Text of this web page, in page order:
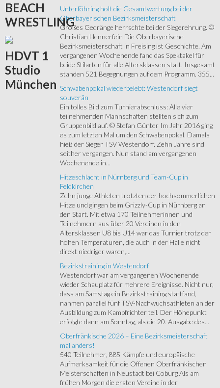
Unterföhring holt die Gesamtwertung bei der
Oberbayerischen Bezirksmeisterschaft
Großes Gedränge herrschte bei der Siegerehrung. ©
Christian Hennerfein Die Oberbayerische
Bezirksmeisterschaft in Freising ist Geschichte. Am
vergangenen Wochenende fand das Spektakel für
beide Stilarten für alle Altersklassen statt. Insgesamt
standen 521 Begegnungen auf dem Programm. 355...
Schwabenpokal wiederbelebt: Westendorf siegt
souverän
Ein tolles Bild zum Turnierabschluss: Alle vier
teilnehmenden Mannschaften stellten sich zum
Gruppenbild auf. © Stefan Günter Im Jahr 2016 ging
es zum letzten Mal um den Schwabenpokal. Damals
hieß der Sieger TSV Westendorf. Zehn Jahre sind
seither vergangen. Nun stand am vergangenen
Wochenende in...
Hitzeschlacht in Nürnberg und Team-Cup in
Feldkirchen
Zehn junge Athleten trotzten der hochsommerlichen
Hitze und gingen beim Grizzly-Cup in Nürnberg an
den Start. Mit etwa 170 Teilnehmerinnen und
Teilnehmern aus über 20 Vereinen in den
Altersklassen U8 bis U14 war das Turnier trotz der
hohen Temperaturen, die auch in der Halle nicht
direkt niedriger waren,...
Bezirkstraining in Westendorf
Westendorf war am vergangenen Wochenende
wieder Schauplatz für mehrere Ereignisse. Nicht nur,
dass am Samstag ein Bezirkstraining stattfand,
nahmen parallel fünf TSV-Nachwuchsathleten an der
Ausbildung zum Kampfrichter teil. Der Höhepunkt
erfolgte dann am Sonntag, als die 20. Ausgabe des...
Oberfränkische 2026 – Eine Bezirksmeisterschaft
mal anders!
540 Teilnehmer, 885 Kämpfe und europäische
Aufmerksamkeit für die Offenen Oberfränkischen
Meisterschaften in Neustadt bei Coburg Als am
frühen Morgen die ersten Vereine in der
BEACH
WRESTLING
HDVT 1
Studio
München